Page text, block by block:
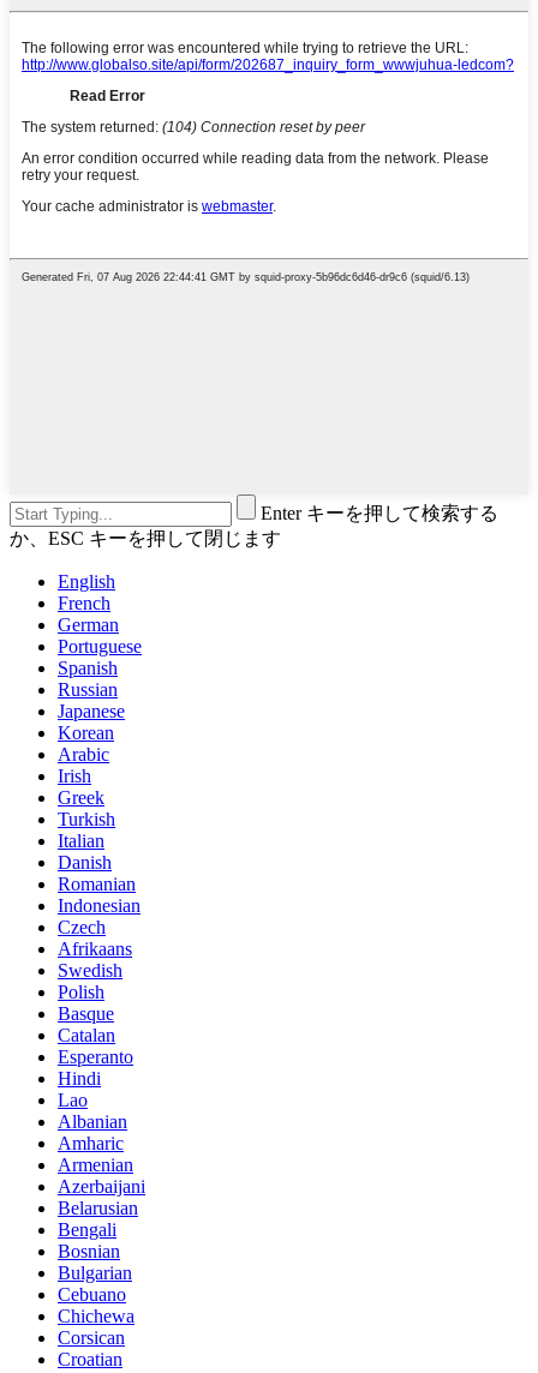
Enter キーを押して検索する
か、ESC キーを押して閉じます
English
French
German
Portuguese
Spanish
Russian
Japanese
Korean
Arabic
Irish
Greek
Turkish
Italian
Danish
Romanian
Indonesian
Czech
Afrikaans
Swedish
Polish
Basque
Catalan
Esperanto
Hindi
Lao
Albanian
Amharic
Armenian
Azerbaijani
Belarusian
Bengali
Bosnian
Bulgarian
Cebuano
Chichewa
Corsican
Croatian